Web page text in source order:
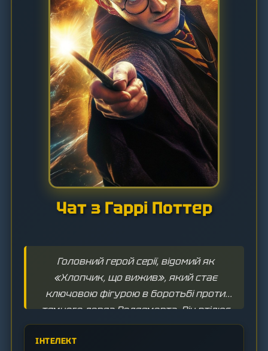
Чат з Гаррі Поттер
Головний герой серії, відомий як
«Хлопчик, що вижив», який стає
ключовою фігурою в боротьбі проти
темного лорда Волдеморта. Він втілює
мужність, вірність та здатність любити.
ІНТЕЛЕКТ